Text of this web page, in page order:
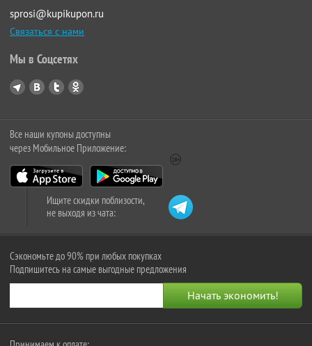
sprosi@kupikupon.ru
Связаться с нами
Мы в Соцсетях
Все наши купоны доступны
через Мобильное Приложение:
Ищите скидки поблизости,
не выходя из чата:
Сэкономьте до 90% при любых покупках
Подпишитесь на самые выгодные предложения